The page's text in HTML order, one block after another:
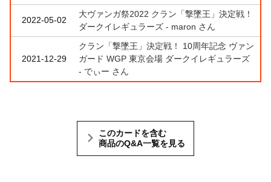
2022-05-02
大ヴァンガ祭2022 クラン「撃墜王」決定戦！
ダークイレギュラーズ - maron さん
2021-12-29
クラン「撃墜王」決定戦！ 10周年記念 ヴァン
ガード WGP 東京会場 ダークイレギュラーズ
- でぃー さん
このカードを含む
商品のQ&A一覧を見る